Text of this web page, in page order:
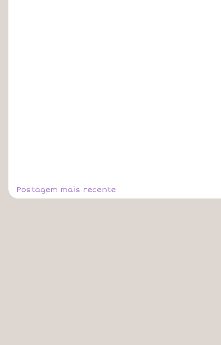
Postagem mais recente